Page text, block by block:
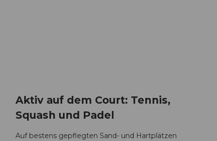
Aktiv auf dem Court: Tennis,
Squash und Padel
Auf bestens gepflegten Sand- und Hartplätzen